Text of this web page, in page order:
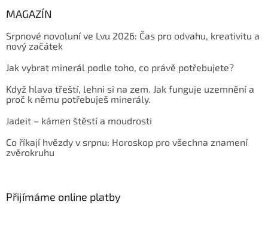
MAGAZÍN
Srpnové novoluní ve Lvu 2026: Čas pro odvahu, kreativitu a
nový začátek
Jak vybrat minerál podle toho, co právě potřebujete?
Když hlava třeští, lehni si na zem. Jak funguje uzemnění a
proč k němu potřebuješ minerály.
Jadeit – kámen štěstí a moudrosti
Co říkají hvězdy v srpnu: Horoskop pro všechna znamení
zvěrokruhu
Přijímáme online platby